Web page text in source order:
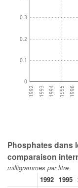
1992 1993 1994 1995 1996
0
0.1
0.2
0.3
Phosphates dans
comparaison
milligrammes par litre
1992 1995